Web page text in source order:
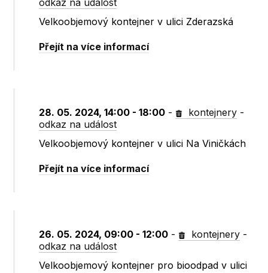
odkaz na událost
Velkoobjemový kontejner v ulici Zderazská
Přejít na více informací
28. 05. 2024, 14:00 - 18:00 - kontejnery -
odkaz na událost
Velkoobjemový kontejner v ulici Na Viničkách
Přejít na více informací
26. 05. 2024, 09:00 - 12:00 - kontejnery -
odkaz na událost
Velkoobjemový kontejner pro bioodpad v ulici